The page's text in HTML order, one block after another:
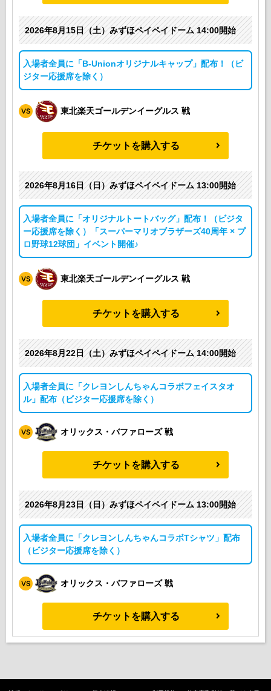
2026年8月15日（土）みずほペイペイドーム 14:00開始
入場者全員に「B-Unionオリジナルキャップ」配布！（ビ
ジター応援席を除く）
東北楽天ゴールデンイーグルス 戦
チケットを購入する
2026年8月16日（日）みずほペイペイドーム 13:00開始
入場者全員に「オリジナルトートバッグ」配布！（ビジタ
ー応援席を除く）「スーパーマリオブラザーズ40周年 × プ
ロ野球12球団」イベント開催♪
東北楽天ゴールデンイーグルス 戦
チケットを購入する
2026年8月22日（土）みずほペイペイドーム 14:00開始
入場者全員に「クレヨンしんちゃんコラボフェイスタオ
ル」配布（ビジター応援席を除く）
オリックス・バファローズ 戦
チケットを購入する
2026年8月23日（日）みずほペイペイドーム 13:00開始
入場者全員に「クレヨンしんちゃんコラボTシャツ」配布
（ビジター応援席を除く）
オリックス・バファローズ 戦
チケットを購入する